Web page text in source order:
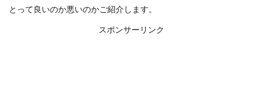
とって良いのか悪いのかご紹介します。
スポンサーリンク